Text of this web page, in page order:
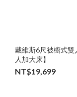
戴維斯6尺被櫥式雙
人加大床】
NT$19,699